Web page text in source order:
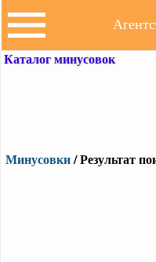
Каталог минусовок
Минусовки/ Результат